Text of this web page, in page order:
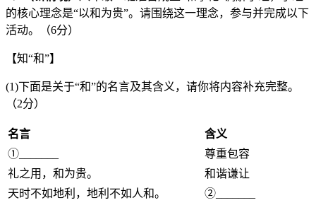
的核心理念是“以和为贵”。请围绕这一理念，参与并完成以下
活动。（6分）
【知“和”】
(1)下面是关于“和”的名言及其含义，请你将内容补充完整。
（2分）
名言
含义
①_______
尊重包容
礼之用，和为贵。
和谐谦让
天时不如地利，地利不如人和。
②_______